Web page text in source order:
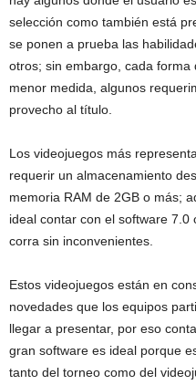
selección como también está
se ponen a prueba las
otros; sin embargo, cada
menor medida, algunos
provecho al título.
Los videojuegos más
requerir un almacenamiento
memoria RAM de 2GB o más;
ideal contar con el software
corra sin inconvenientes.
Estos videojuegos están en
novedades que los equipos
llegar a presentar, por eso
gran software es ideal porque
tanto del torneo como del